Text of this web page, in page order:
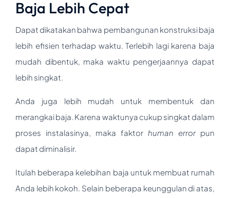
Baja Lebih Cepat
Dapat dikatakan bahwa pembangunan konstruksi baja
lebih efisien terhadap waktu. Terlebih lagi karena baja
mudah dibentuk, maka waktu pengerjaannya dapat
lebih singkat.
Anda juga lebih mudah untuk membentuk dan
merangkai baja. Karena waktunya cukup singkat dalam
proses instalasinya, maka faktor human error pun
dapat diminalisir.
Itulah beberapa kelebihan baja untuk membuat rumah
Anda lebih kokoh. Selain beberapa keunggulan di atas,